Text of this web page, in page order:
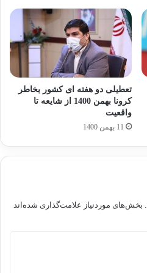
تعطیلی دو هفته ای کشور بخاطر
کرونا بهمن 1400 از شایعه تا
واقعیت
11 بهمن 1400
بخش‌های موردنیاز علامت‌گذاری شده‌اند